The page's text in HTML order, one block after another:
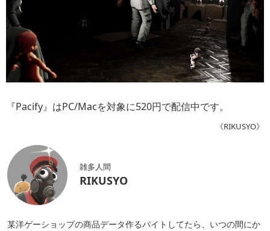
『Pacify』はPC/Macを対象に520円で配信中です。
《RIKUSYO》
雑多人間
RIKUSYO
某洋ゲーショップの商品データ作るバイトしてたら、いつの間にか